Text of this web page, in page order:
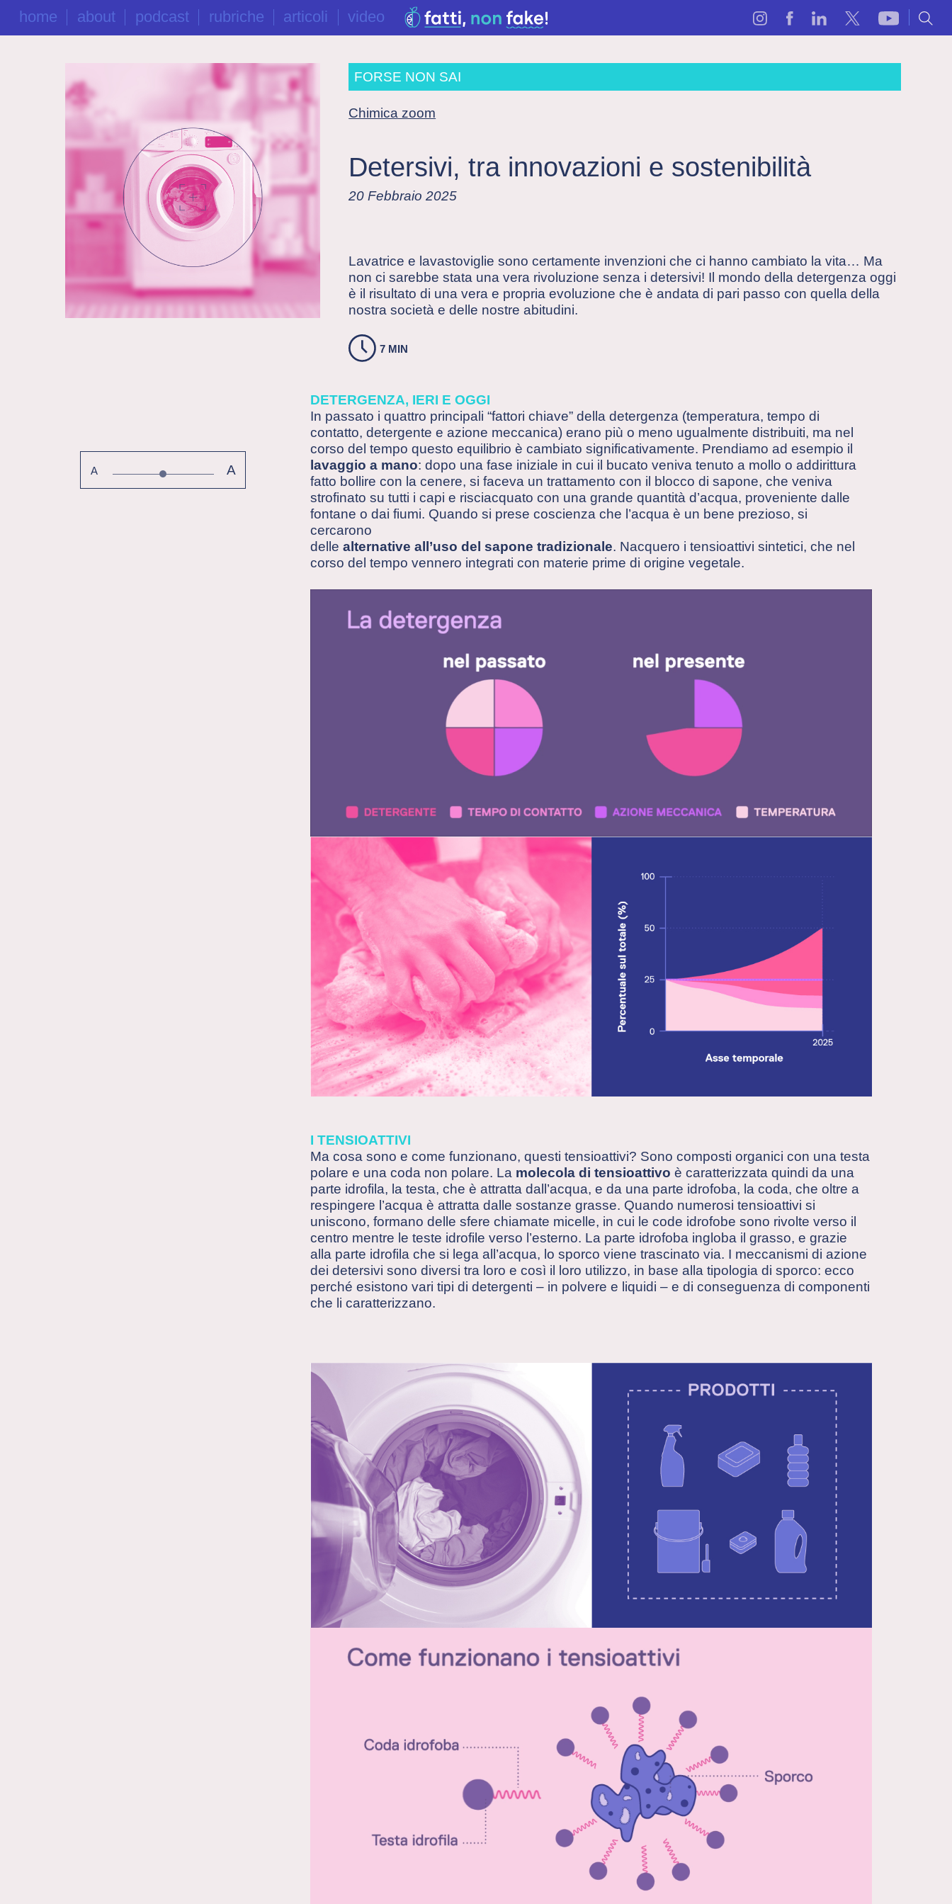
home about podcast rubriche articoli video
FORSE NON SAI
Chimica zoom
Detersivi, tra innovazioni e sostenibilità
20 Febbraio 2025
Lavatrice e lavastoviglie sono certamente invenzioni che ci hanno cambiato la vita… Ma
non ci sarebbe stata una vera rivoluzione senza i detersivi! Il mondo della detergenza oggi
è il risultato di una vera e propria evoluzione che è andata di pari passo con quella della
nostra società e delle nostre abitudini.
7 MIN
A A
DETERGENZA, IERI E OGGI
In passato i quattro principali “fattori chiave” della detergenza (temperatura, tempo di
contatto, detergente e azione meccanica) erano più o meno ugualmente distribuiti, ma nel
corso del tempo questo equilibrio è cambiato significativamente. Prendiamo ad esempio il
lavaggio a mano: dopo una fase iniziale in cui il bucato veniva tenuto a mollo o addirittura
fatto bollire con la cenere, si faceva un trattamento con il blocco di sapone, che veniva
strofinato su tutti i capi e risciacquato con una grande quantità d’acqua, proveniente dalle
fontane o dai fiumi. Quando si prese coscienza che l’acqua è un bene prezioso, si
cercarono
delle alternative all’uso del sapone tradizionale. Nacquero i tensioattivi sintetici, che nel
corso del tempo vennero integrati con materie prime di origine vegetale.
I TENSIOATTIVI
Ma cosa sono e come funzionano, questi tensioattivi? Sono composti organici con una testa
polare e una coda non polare. La molecola di tensioattivo è caratterizzata quindi da una
parte idrofila, la testa, che è attratta dall’acqua, e da una parte idrofoba, la coda, che oltre a
respingere l’acqua è attratta dalle sostanze grasse. Quando numerosi tensioattivi si
uniscono, formano delle sfere chiamate micelle, in cui le code idrofobe sono rivolte verso il
centro mentre le teste idrofile verso l’esterno. La parte idrofoba ingloba il grasso, e grazie
alla parte idrofila che si lega all’acqua, lo sporco viene trascinato via. I meccanismi di azione
dei detersivi sono diversi tra loro e così il loro utilizzo, in base alla tipologia di sporco: ecco
perché esistono vari tipi di detergenti – in polvere e liquidi – e di conseguenza di componenti
che li caratterizzano.